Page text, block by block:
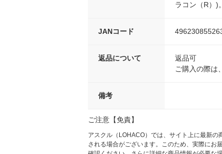
ラコン（R）)。
JANコード
返品について
返品可
ご購入の際は
備考
ご注意【免責】
アスクル（LOHACO）では、サイト上に最新
される場合がございます。このため、実際にお